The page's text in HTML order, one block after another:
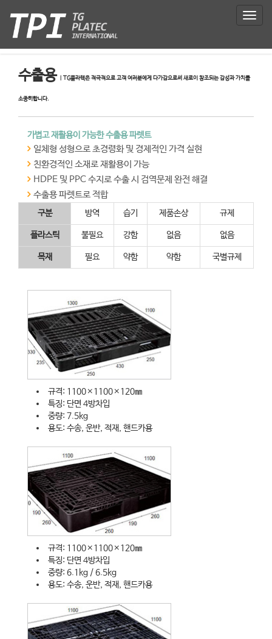
T
o
e
수출용
가볍고 재활용이 가능한 수출용 파렛트
일체형 성형으로 초경령화 및 경제적인 가격 실현
친환경적인 소재로 재활용이 가능
HDPE 및 PPC 수지로 수출 시 검역문제 완전 해결
수출용 파렛트로 적합
구분 방역 습기 제품손상 규제
플라스틱 불필요 강함 없음 없음
목재 필요 약함 약함 국별규제
규격: 1100×1100×120㎜
특징: 단면 4방차입
중량: 7.5kg
용도: 수송, 운반, 적재, 핸드카용
규격: 1100×1100×120㎜
특징: 단면 4방차입
중량: 6.1kg / 6.5kg
용도: 수송, 운반, 적재, 핸드카용